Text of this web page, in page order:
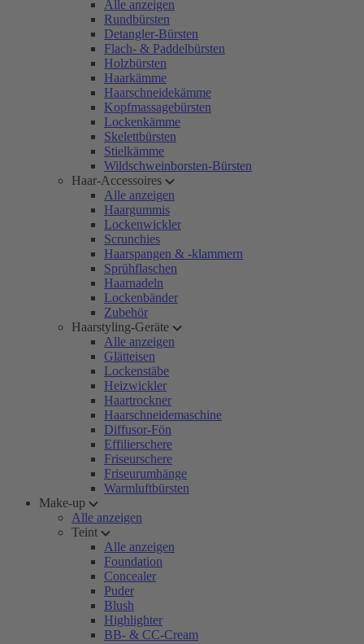
Alle anzeigen
Rundbürsten
Detangler-Bürsten
Flach- & Paddelbürsten
Holzbürsten
Haarkämme
Haarschneidekämme
Kopfmassagebürsten
Lockenkämme
Skelettbürsten
Stielkämme
Wildschweinborsten-Bürsten
Haar-Accessoires
Alle anzeigen
Haargummis
Lockenwickler
Scrunchies
Haarspangen & -klammern
Sprühflaschen
Haarnadeln
Lockenbänder
Zubehör
Haarstyling-Geräte
Alle anzeigen
Glätteisen
Lockenstäbe
Heizwickler
Haartrockner
Haarschneidemaschine
Diffusor-Fön
Effilierschere
Friseurschere
Friseurumhänge
Warmluftbürsten
Make-up
Alle anzeigen
Teint
Alle anzeigen
Foundation
Concealer
Puder
Blush
Highlighter
BB- & CC-Cream